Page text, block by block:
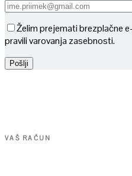
Želim prejemati brezplačne
pravili varovanja zasebnosti.
VAŠ RAČUN